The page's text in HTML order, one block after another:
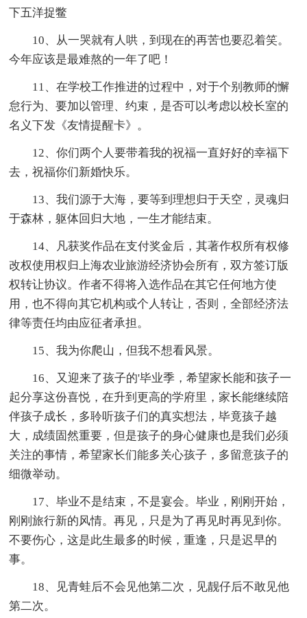
下五洋捉鳖
10、从一哭就有人哄，到现在的再苦也要忍着笑。
今年应该是最难熬的一年了吧！
11、在学校工作推进的过程中，对于个别教师的懈
怠行为、要加以管理、约束，是否可以考虑以校长室的
名义下发《友情提醒卡》。
12、你们两个人要带着我的祝福一直好好的幸福下
去，祝福你们新婚快乐。
13、我们源于大海，要等到理想归于天空，灵魂归
于森林，躯体回归大地，一生才能结束。
14、凡获奖作品在支付奖金后，其著作权所有权修
改权使用权归上海农业旅游经济协会所有，双方签订版
权转让协议。作者不得将入选作品在其它任何地方使
用，也不得向其它机构或个人转让，否则，全部经济法
律等责任均由应征者承担。
15、我为你爬山，但我不想看风景。
16、又迎来了孩子的'毕业季，希望家长能和孩子一
起分享这份喜悦，在升到更高的学府里，家长能继续陪
伴孩子成长，多聆听孩子们的真实想法，毕竟孩子越
大，成绩固然重要，但是孩子的身心健康也是我们必须
关注的事情，希望家长们能多关心孩子，多留意孩子的
细微举动。
17、毕业不是结束，不是宴会。毕业，刚刚开始，
刚刚旅行新的风情。再见，只是为了再见时再见到你。
不要伤心，这是此生最多的时候，重逢，只是迟早的
事。
18、见青蛙后不会见他第二次，见靓仔后不敢见他
第二次。